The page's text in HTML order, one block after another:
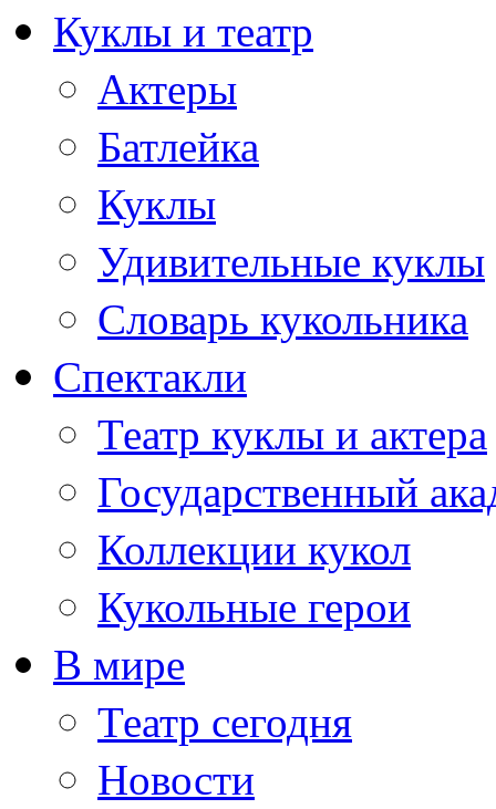
Куклы и театр
Актеры
Батлейка
Куклы
Удивительные куклы
Словарь кукольника
Спектакли
Театр куклы и актера
Государственный
Коллекции кукол
Кукольные герои
В мире
Театр сегодня
Новости